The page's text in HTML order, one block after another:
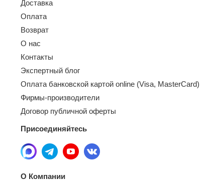
Доставка
Оплата
Возврат
О нас
Контакты
Экспертный блог
Оплата банковской картой online (Visa, MasterCard)
Фирмы-производители
Договор публичной оферты
Присоединяйтесь
О Компании